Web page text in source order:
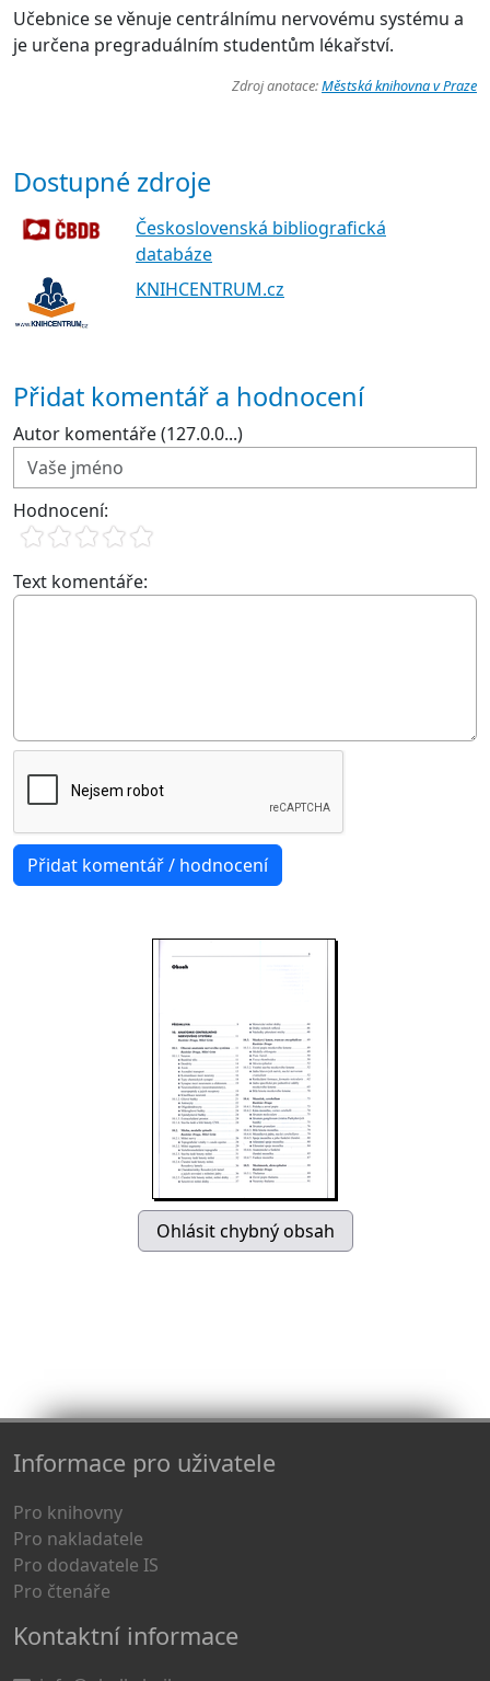
Učebnice se věnuje centrálnímu nervovému systému a
je určena pregraduálním studentům lékařství.
Zdroj anotace:Městská knihovna v Praze
Dostupné zdroje
Československá bibliografická
databáze
KNIHCENTRUM.cz
Přidat komentář a hodnocení
Autor komentáře (127.0.0...)
Hodnocení:
Text komentáře:
Informace pro uživatele
Pro knihovny
Pro nakladatele
Pro dodavatele IS
Pro čtenáře
Kontaktní informace